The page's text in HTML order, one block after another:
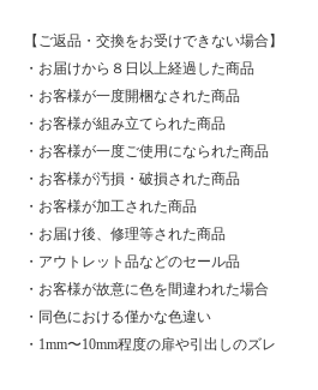
【ご返品・交換をお受けできない場合】
・お届けから８日以上経過した商品
・お客様が一度開梱なされた商品
・お客様が組み立てられた商品
・お客様が一度ご使用になられた商品
・お客様が汚損・破損された商品
・お客様が加工された商品
・お届け後、修理等された商品
・アウトレット品などのセール品
・お客様が故意に色を間違われた場合
・同色における僅かな色違い
・1mm〜10mm程度の扉や引出しのズレ